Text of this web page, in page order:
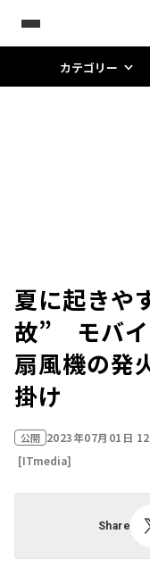
カテゴリー
夏に起きや
故” モバイ
扇風機の
掛け
公開 2023年07月01日
[ITmedia]
Share